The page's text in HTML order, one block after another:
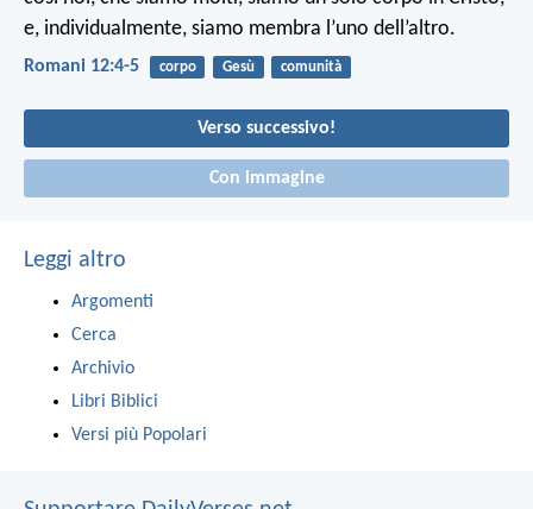
e, individualmente, siamo membra l’uno dell’altro.
Romani 12:4-5 corpo Gesù comunità
Verso successivo!
Con immagine
Leggi altro
Argomenti
Cerca
Archivio
Libri Biblici
Versi più Popolari